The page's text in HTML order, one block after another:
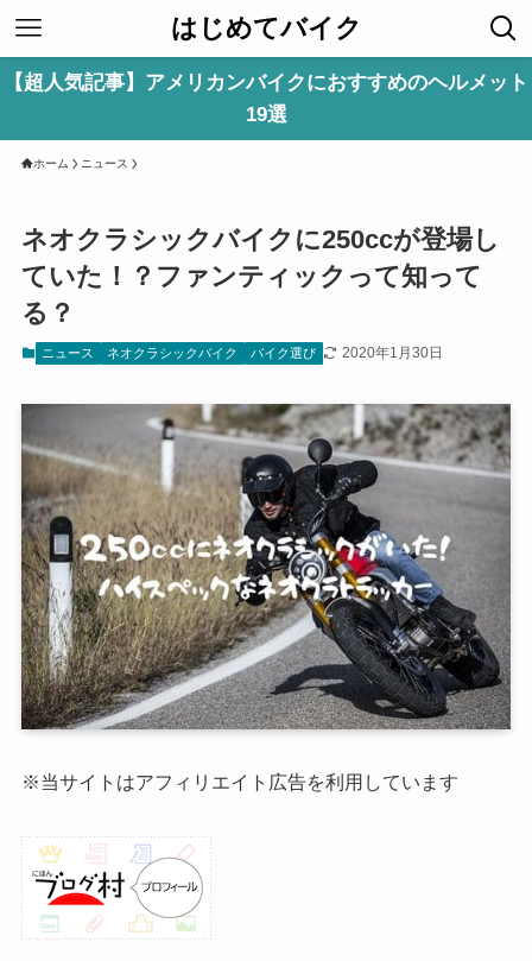
はじめてバイク
【超人気記事】アメリカンバイクにおすすめのヘルメット
19選
ホーム ニュース
ネオクラシックバイクに250ccが登場し
ていた！？ファンティックって知って
る？
ニュース ネオクラシックバイク バイク選び 2020年1月30日
※当サイトはアフィリエイト広告を利用しています